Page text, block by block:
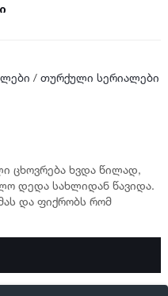
/ თურქული სერიალები
ცხოვრება ხვდა წილად,
დედა სახლიდან წავიდა.
და ფიქრობს რომ